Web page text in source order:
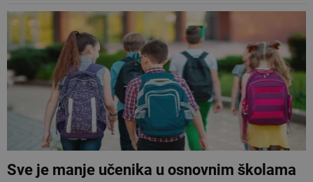
Sve je manje učenika u osnovnim školama